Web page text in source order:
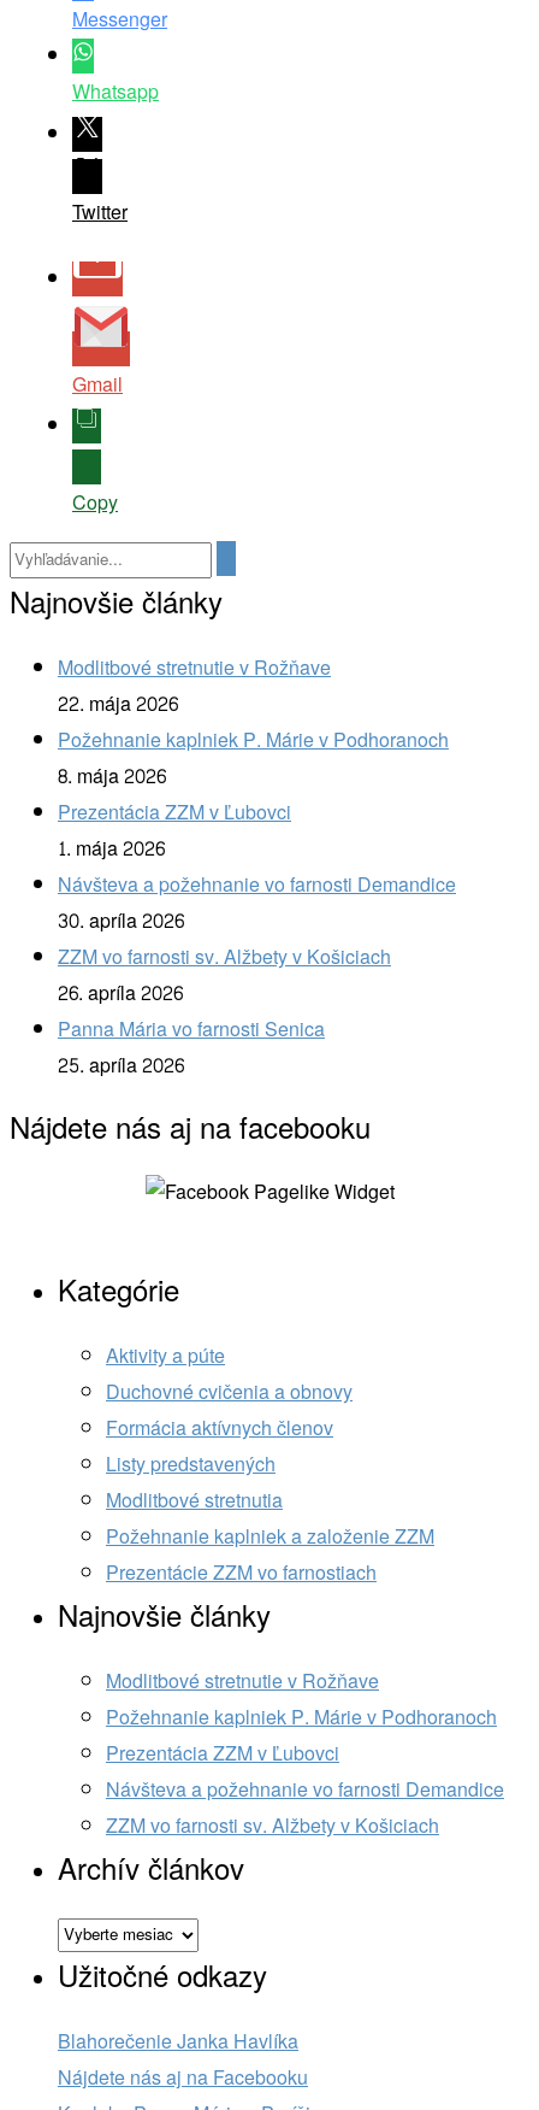
Messenger
Whatsapp
Twitter
Gmail
Copy
Najnovšie články
Modlitbové stretnutie v Rožňave
22. mája 2026
Požehnanie kaplniek P. Márie v Podhoranoch
8. mája 2026
Prezentácia ZZM v Ľubovci
1. mája 2026
Návšteva a požehnanie vo farnosti Demandice
30. apríla 2026
ZZM vo farnosti sv. Alžbety v Košiciach
26. apríla 2026
Panna Mária vo farnosti Senica
25. apríla 2026
Nájdete nás aj na facebooku
Kategórie
Aktivity a púte
Duchovné cvičenia a obnovy
Formácia aktívnych členov
Listy predstavených
Modlitbové stretnutia
Požehnanie kaplniek a založenie ZZM
Prezentácie ZZM vo farnostiach
Najnovšie články
Modlitbové stretnutie v Rožňave
Požehnanie kaplniek P. Márie v Podhoranoch
Prezentácia ZZM v Ľubovci
Návšteva a požehnanie vo farnosti Demandice
ZZM vo farnosti sv. Alžbety v Košiciach
Archív článkov
Archív
článkov
Užitočné odkazy
Blahorečenie Janka Havlíka
Nájdete nás aj na Facebooku